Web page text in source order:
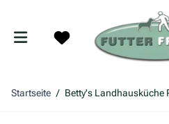
Startseite / Betty's Landhausküche